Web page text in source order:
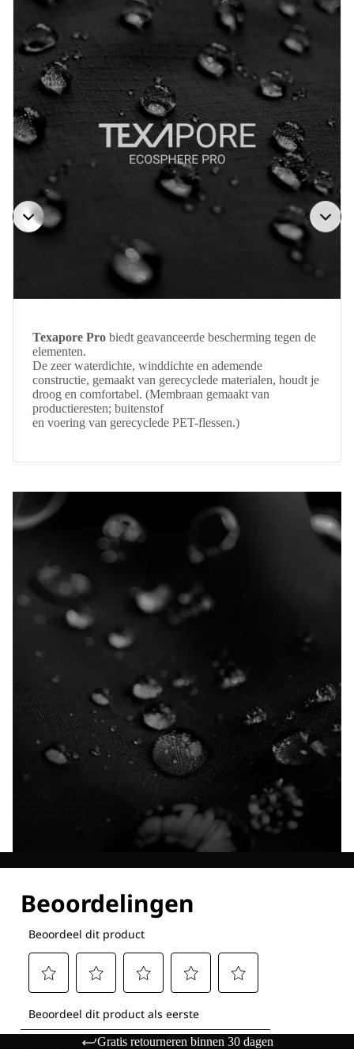
Texapore Pro biedt geavanceerde bescherming tegen de
elementen.
De zeer waterdichte, winddichte en ademende
constructie, gemaakt van gerecyclede materialen, houdt je
droog en comfortabel. (Membraan gemaakt van
productieresten; buitenstof
en voering van gerecyclede PET-flessen.)
Gratis retourneren binnen 30 dagen